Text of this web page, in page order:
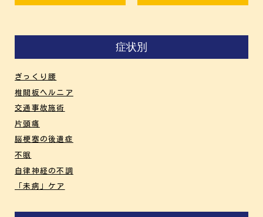
症状別
ぎっくり腰
椎間板ヘルニア
交通事故施術
片頭痛
脳梗塞の後遺症
不眠
自律神経の不調
「未病」ケア